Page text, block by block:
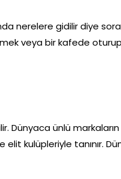
nerelere gidilir diye
veya bir kafede
Dünyaca ünlü markaların
kulüpleriyle tanınır.